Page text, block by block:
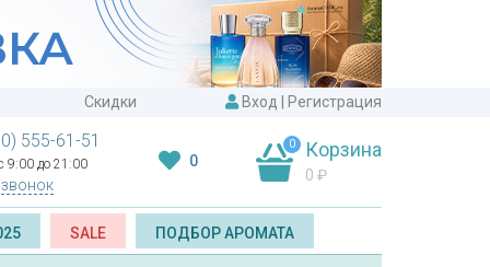
Скидки Вход Регистрация
555-61-51
9:00 до 21:00 0
0 Корзина
0 ₽
SALE ПОДБОР АРОМАТА